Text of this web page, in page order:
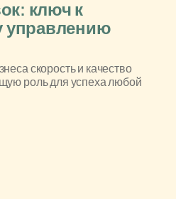
ключ к
управлению
скорость и качество
роль для успеха любой